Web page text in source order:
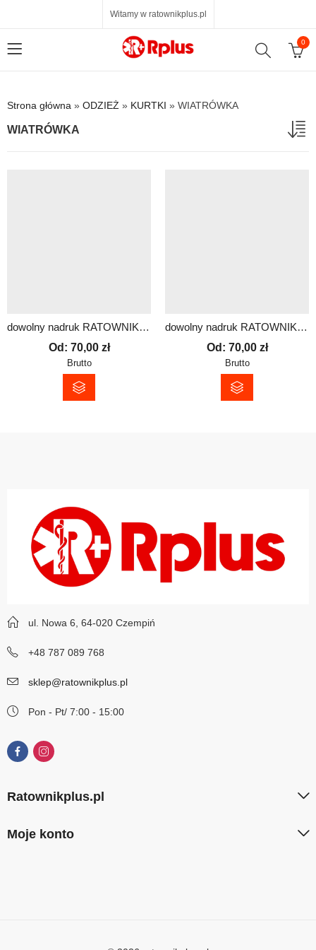
Witamy w ratownikplus.pl
0
Strona główna » ODZIEŻ » KURTKI » WIATRÓWKA
WIATRÓWKA
dowolny nadruk RATOWNIK – kurtka wiatrówka – unisex
Od: 70,00 zł
Brutto
dowolny nadruk RATOWNIK WODNY – kurtka wiatrówka – unisex
Od: 70,00 zł
Brutto
ul. Nowa 6, 64-020 Czempiń
+48 787 089 768
sklep@ratownikplus.pl
Pon - Pt/ 7:00 - 15:00
Ratownikplus.pl
Moje konto